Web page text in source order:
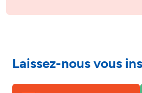
Laissez-nous vous